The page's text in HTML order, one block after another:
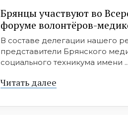
Брянцы участвуют во
форуме волонтёров-
В составе делегации нашего
представители Брянского
социального техникума имени ...
Читать далее